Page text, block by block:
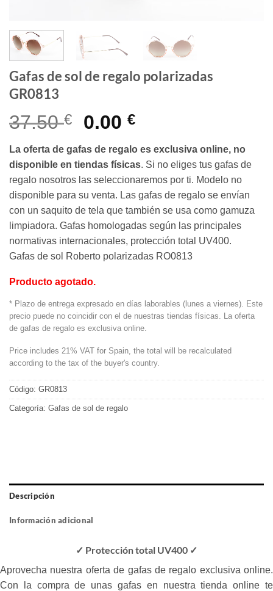
Gafas de sol de regalo polarizadas
GR0813
37.50€
El
precio
original
era:
37.50 €.
0.00 €El
precio
actual
es:
0.00 €.
La oferta de gafas de regalo es exclusiva online, no
disponible en tiendas físicas. Si no eliges tus gafas de
regalo nosotros las seleccionaremos por ti. Modelo no
disponible para su venta. Las gafas de regalo se envían
con un saquito de tela que también se usa como gamuza
limpiadora. Gafas homologadas según las principales
normativas internacionales, protección total UV400.
Gafas de sol Roberto polarizadas RO0813
Producto agotado.
* Plazo de entrega expresado en días laborables (lunes a viernes). Este
precio puede no coincidir con el de nuestras tiendas físicas. La oferta
de gafas de regalo es exclusiva online.
Price includes 21% VAT for Spain, the total will be recalculated
according to the tax of the buyer's country.
Código: GR0813
Categoría: Gafas de sol de regalo
Descripción
Información adicional
✓ Protección total UV400 ✓
Aprovecha nuestra oferta de gafas de regalo exclusiva online.
Con la compra de unas gafas en nuestra tienda online te